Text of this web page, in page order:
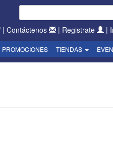
| Contáctenos | Registrate |
PROMOCIONES TIENDAS